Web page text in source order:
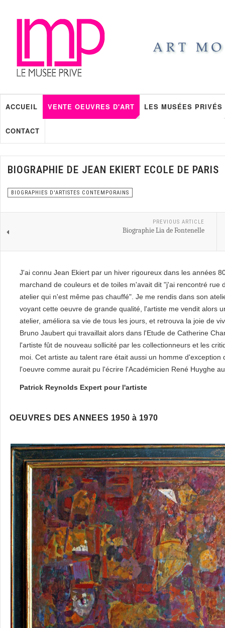
ACCUEIL VENTE OEUVRES D'ART LES MUSÉES PRIVÉS
CONTACT
BIOGRAPHIE DE JEAN EKIERT ECOLE DE PARIS
BIOGRAPHIES D'ARTISTES CONTEMPORAINS
PREVIOUS ARTICLE
Biographie Lia de Fontenelle
J'ai connu Jean Ekiert par un hiver rigoureux dans les années
marchand de couleurs et de toiles m'avait dit "j'ai rencontré
atelier qui n'est même pas chauffé". Je me rendis dans son
voyant cette oeuvre de grande qualité, l'artiste me vendit alors
atelier, améliora sa vie de tous les jours, et retrouva la joie de
Bruno Jaubert qui travaillait alors dans l'Etude de Catherine
l'artiste fût de nouveau sollicité par les collectionneurs et les
moi. Cet artiste au talent rare était aussi un homme
l'oeuvre comme aurait pu l'écrire l'Académicien René Huyghe
Patrick Reynolds Expert pour l'artiste
OEUVRES DES ANNEES 1950 à 1970